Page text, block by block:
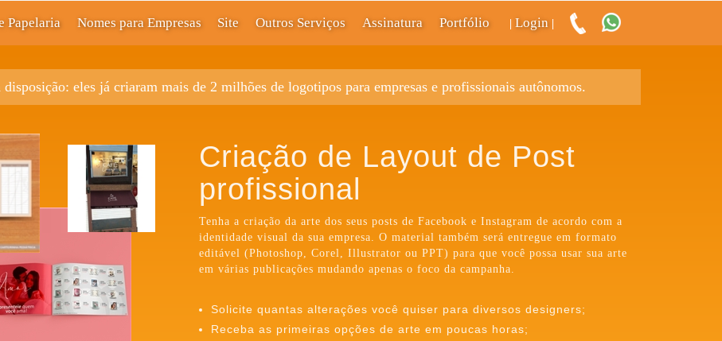
Papelaria Nomes para Empresas Site Outros Serviços Assinatura Portfólio Login
eles já criaram mais de 2 milhões de logotipos para empresas e profissionais autônomos.
Criação de Layout de Post
profissional
Tenha a criação da arte dos seus posts de Facebook e Instagram de acordo com a
identidade visual da sua empresa. O material também será entregue em formato
editável (Photoshop, Corel, Illustrator ou PPT) para que você possa usar sua arte
em várias publicações mudando apenas o foco da campanha.
Solicite quantas alterações você quiser para diversos designers;
Receba as primeiras opções de arte em poucas horas;